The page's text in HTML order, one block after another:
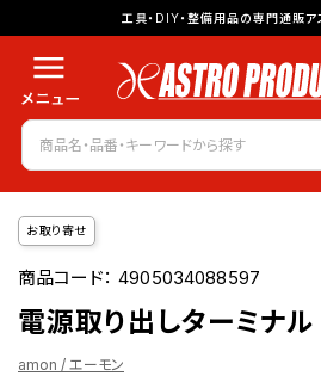
工具・DIY・整備用品の専門通販ア
お取り寄せ
商品コード：4905034088597
電源取り出しターミナ
amon / エーモン